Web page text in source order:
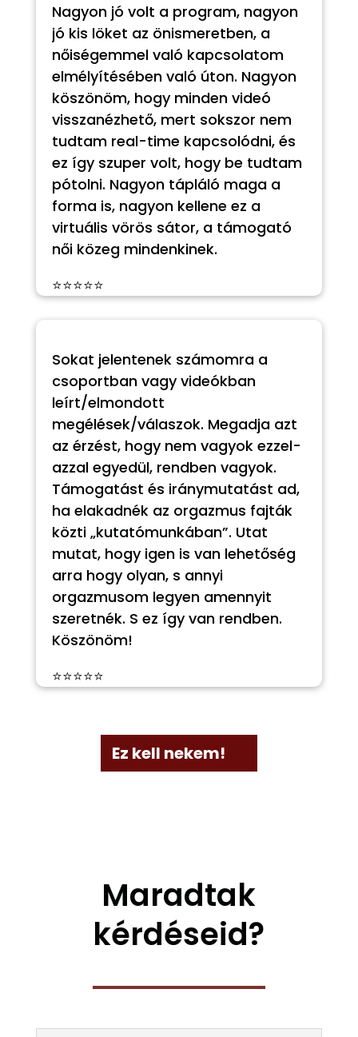
Nagyon jó volt a program, nagyon
jó kis löket az önismeretben, a
nőiségemmel való kapcsolatom
elmélyítésében való úton. Nagyon
köszönöm, hogy minden videó
visszanézhető, mert sokszor nem
tudtam real-time kapcsolódni, és
ez így szuper volt, hogy be tudtam
pótolni. Nagyon tápláló maga a
forma is, nagyon kellene ez a
virtuális vörös sátor, a támogató
női közeg mindenkinek.
⭐⭐⭐⭐⭐
Sokat jelentenek számomra a
csoportban vagy videókban
leírt/elmondott
megélések/válaszok. Megadja azt
az érzést, hogy nem vagyok ezzel-
azzal egyedül, rendben vagyok.
Támogatást és iránymutatást ad,
ha elakadnék az orgazmus fajták
közti „kutatómunkában”. Utat
mutat, hogy igen is van lehetőség
arra hogy olyan, s annyi
orgazmusom legyen amennyit
szeretnék. S ez így van rendben.
Köszönöm!
⭐⭐⭐⭐⭐
Ez kell nekem!
Maradtak
kérdéseid?